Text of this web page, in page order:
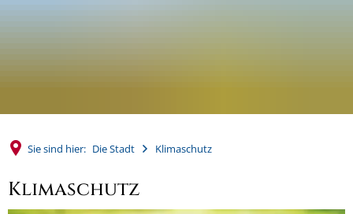
Sie sind hier: Die Stadt Klimaschutz
Klimaschutz